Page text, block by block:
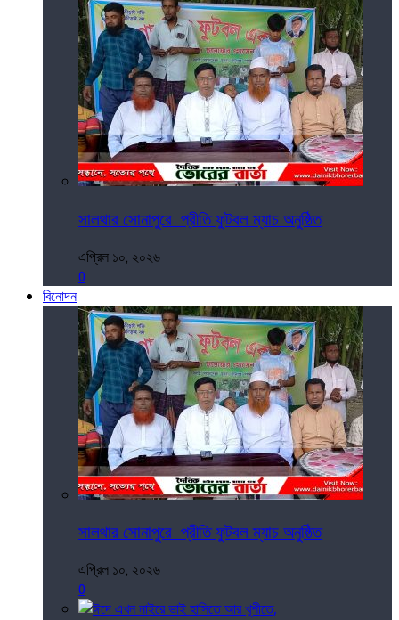
সালথার সোনাপুরে প্রীতি ফুটবল ম্যাচ অনুষ্ঠিত
এপ্রিল ১০, ২০২৬
0
বিনোদন
সালথার সোনাপুরে প্রীতি ফুটবল ম্যাচ অনুষ্ঠিত
এপ্রিল ১০, ২০২৬
0